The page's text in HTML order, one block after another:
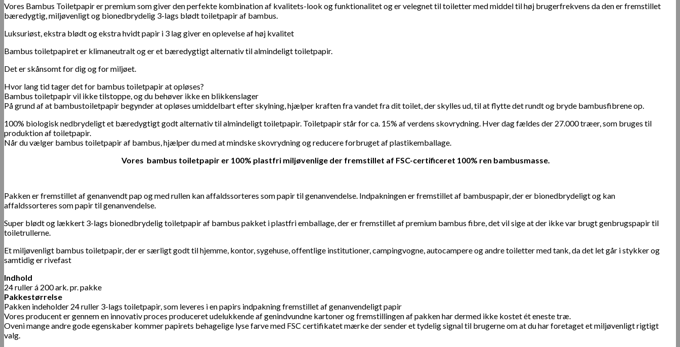
Vores Bambus Toiletpapir er premium som giver den perfekte kombination af kvalitets-look og funktionalitet og er velegnet til toiletter med middel til høj brugerfrekvens da den er fremstillet
bæredygtig, miljøvenligt og bionedbrydelig 3-lags blødt toiletpapir af bambus.
Luksuriøst, ekstra blødt og ekstra hvidt papir i 3 lag giver en oplevelse af høj kvalitet
Bambus toiletpapiret er klimaneutralt og er et bæredygtigt alternativ til almindeligt toiletpapir.
Det er skånsomt for dig og for miljøet.
Hvor lang tid tager det for bambus toiletpapir at opløses?
Bambus toiletpapir vil ikke tilstoppe, og du behøver ikke en blikkenslager
På grund af at bambustoiletpapir begynder at opløses umiddelbart efter skylning, hjælper kraften fra vandet fra dit toilet, der skylles ud, til at flytte det rundt og bryde bambusfibrene op.
100% biologisk nedbrydeligt et bæredygtigt godt alternativ til almindeligt toiletpapir. Toiletpapir står for ca. 15% af verdens skovrydning. Hver dag fældes der 27.000 træer, som bruges til
produktion af toiletpapir.
Når du vælger bambus toiletpapir af bambus, hjælper du med at mindske skovrydning og reducere forbruget af plastikemballage.
Vores bambus toiletpapir er 100% plastfri miljøvenlige der fremstillet af FSC-certificeret 100% ren bambusmasse.
Pakken er fremstillet af genanvendt pap og med rullen kan affaldssorteres som papir til genanvendelse. Indpakningen er fremstillet af bambuspapir, der er bionedbrydeligt og kan
affaldssorteres som papir til genanvendelse.
Super blødt og lækkert 3-lags bionedbrydelig toiletpapir af bambus pakket i plastfri emballage, der er fremstillet af premium bambus fibre, det vil sige at der ikke var brugt genbrugspapir til
toiletrullerne.
Et miljøvenligt bambus toiletpapir, der er særligt godt til hjemme, kontor, sygehuse, offentlige institutioner, campingvogne, autocampere og andre toiletter med tank, da det let går i stykker og
samtidig er rivefast
Indhold
24 ruller á 200 ark. pr. pakke
Pakkestørrelse
Pakken indeholder 24 ruller 3-lags toiletpapir, som leveres i en papirs indpakning fremstillet af genanvendeligt papir
Vores producent er gennem en innovativ proces produceret udelukkende af genindvundne kartoner og fremstillingen af pakken har dermed ikke kostet ét eneste træ.
Oveni mange andre gode egenskaber kommer papirets behagelige lyse farve med FSC certifikatet mærke der sender et tydelig signal til brugerne om at du har foretaget et miljøvenligt rigtigt
valg.